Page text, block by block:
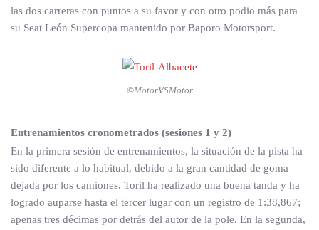
las dos carreras con puntos a su favor y con otro podio más para
su Seat León Supercopa mantenido por Baporo Motorsport.
©MotorVSMotor
Entrenamientos cronometrados (sesiones 1 y 2)
En la primera sesión de entrenamientos, la situación de la pista ha
sido diferente a lo habitual, debido a la gran cantidad de goma
dejada por los camiones. Toril ha realizado una buena tanda y ha
logrado auparse hasta el tercer lugar con un registro de 1:38,867;
apenas tres décimas por detrás del autor de la pole. En la segunda,